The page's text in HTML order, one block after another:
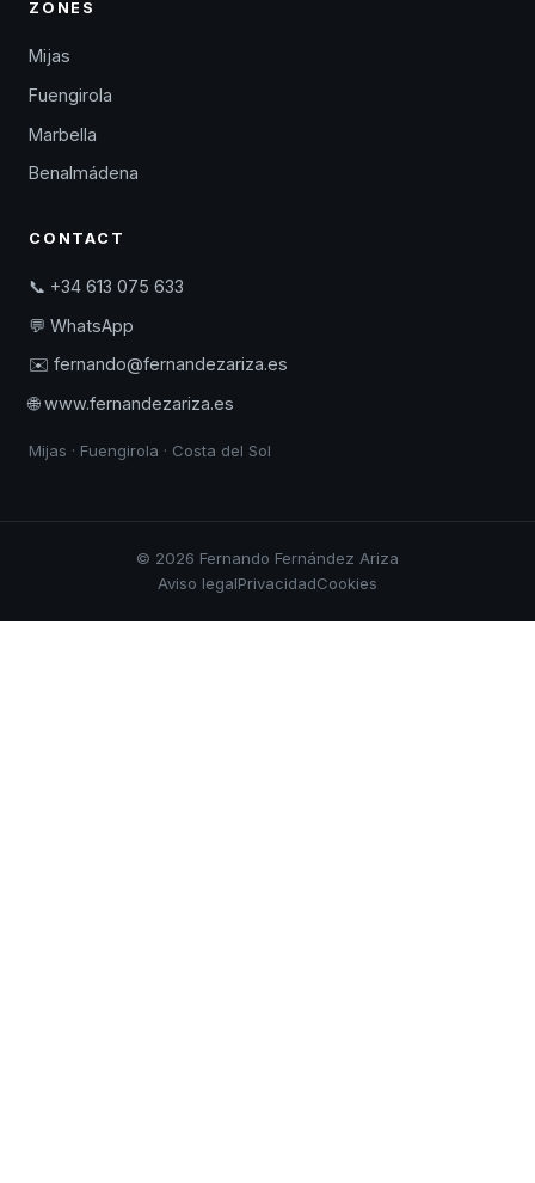
ZONES
Mijas
Fuengirola
Marbella
Benalmádena
CONTACT
📞 +34 613 075 633
💬 WhatsApp
✉️ fernando@fernandezariza.es
🌐 www.fernandezariza.es
Mijas · Fuengirola · Costa del Sol
© 2026 Fernando Fernández Ariza
Aviso legalPrivacidadCookies